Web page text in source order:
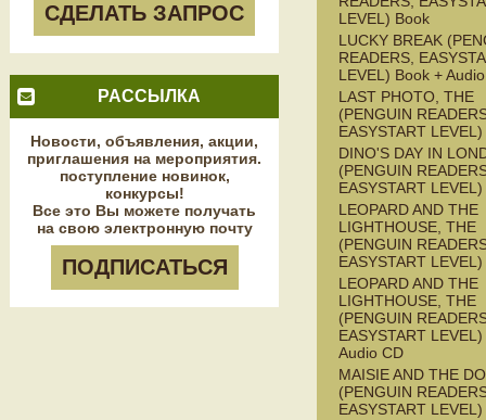
СДЕЛАТЬ ЗАПРОС
РАССЫЛКА
Новости, объявления, акции,
приглашения на мероприятия.
поступление новинок,
конкурсы!
Все это Вы можете получать
на свою электронную почту
ПОДПИСАТЬСЯ
LEVEL) Book
LUCKY BREAK
READERS,
LEVEL) Book +
LAST PHOTO, THE
(PENGUIN
EASYSTART
DINO'S DAY IN
(PENGUIN
EASYSTART
LEOPARD AND THE
LIGHTHOUSE, THE
(PENGUIN
EASYSTART
LEOPARD AND THE
LIGHTHOUSE, THE
(PENGUIN
EASYSTART
Audio CD
MAISIE AND THE
(PENGUIN
EASYSTART